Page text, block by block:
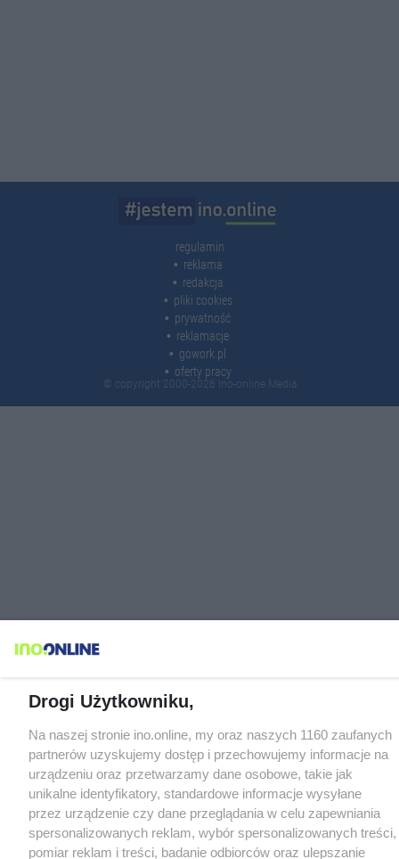
regulamin
reklama
redakcja
pliki cookies
prywatność
reklamacje
gowork.pl
oferty pracy
© copyright 2000-2026 Ino-online Media
Drogi Użytkowniku,
Na naszej stronie ino.online, my oraz naszych 1160 zaufanych
partnerów uzyskujemy dostęp i przechowujemy informacje na
urządzeniu oraz przetwarzamy dane osobowe, takie jak
unikalne identyfikatory, standardowe informacje wysyłane
przez urządzenie czy dane przeglądania w celu zapewniania
spersonalizowanych reklam, wybór spersonalizowanych treści,
pomiar reklam i treści, badanie odbiorców oraz ulepszanie